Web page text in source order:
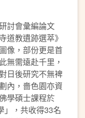
討會彙編論文
道教遺跡選萃》
像，部份更是首
無需遠赴千里，
日後研究不無裨
內，嗇色園亦資
學碩士課程於
」，共收得33名